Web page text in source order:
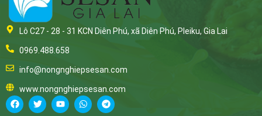
Lô C27 - 28 - 31 KCN Diên Phú, xã Diên Phú, Pleiku, Gia Lai
0969.488.658
info@nongnghiepsesan.com
www.nongnghiepsesan.com